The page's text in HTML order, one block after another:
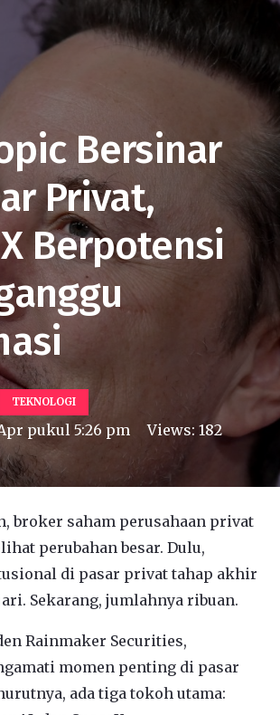
Bersinar
Privat,
Berpotensi
TEKNOLOGI
pukul 5:26 pm Views:182
broker saham perusahaan privat
perubahan besar. Dulu,
di pasar privat tahap akhir
Sekarang, jumlahnya ribuan.
Rainmaker Securities,
momen penting di pasar
ada tiga tokoh utama: